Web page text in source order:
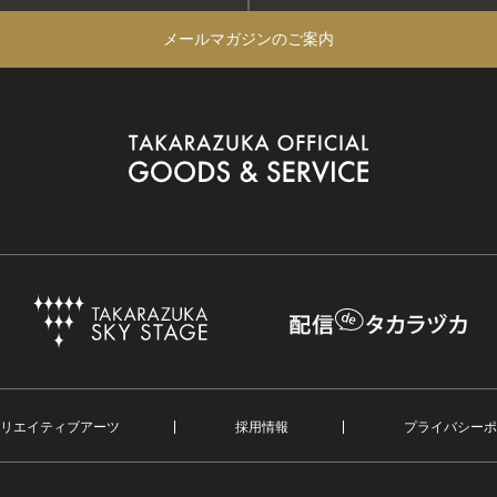
メールマガジンのご案内
エイティブアーツ 採用情報 プライバシー